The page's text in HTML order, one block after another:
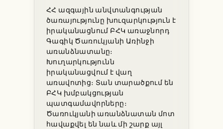
ՀՀ ազգային անվտանգության
ծառայությունը խուզարկություն է
իրականացնում ԲՀԿ առաջնորդ
Գագիկ Ծառուկյանի Առինջի
առանձնատանը։
Խուղարկությունն
իրականացվում է վաղ
առավոտից։ Տան տարածքում են
ԲՀԿ խմբակցության
պատգամավորները։
Ծառուկյանի առանձնատան մոտ
հավաքվել են նաև մի շարք այլ